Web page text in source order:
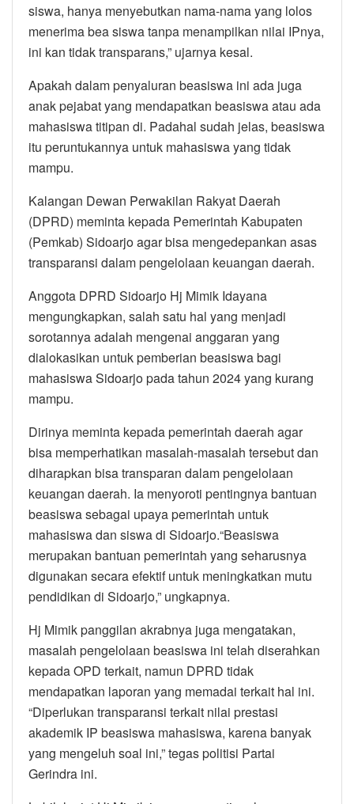
siswa, hanya menyebutkan nama-nama yang lolos
menerima bea siswa tanpa menampilkan nilai IPnya,
ini kan tidak transparans,” ujarnya kesal.
Apakah dalam penyaluran beasiswa ini ada juga
anak pejabat yang mendapatkan beasiswa atau ada
mahasiswa titipan di. Padahal sudah jelas, beasiswa
itu peruntukannya untuk mahasiswa yang tidak
mampu.
Kalangan Dewan Perwakilan Rakyat Daerah
(DPRD) meminta kepada Pemerintah Kabupaten
(Pemkab) Sidoarjo agar bisa mengedepankan asas
transparansi dalam pengelolaan keuangan daerah.
Anggota DPRD Sidoarjo Hj Mimik Idayana
mengungkapkan, salah satu hal yang menjadi
sorotannya adalah mengenai anggaran yang
dialokasikan untuk pemberian beasiswa bagi
mahasiswa Sidoarjo pada tahun 2024 yang kurang
mampu.
Dirinya meminta kepada pemerintah daerah agar
bisa memperhatikan masalah-masalah tersebut dan
diharapkan bisa transparan dalam pengelolaan
keuangan daerah. Ia menyoroti pentingnya bantuan
beasiswa sebagai upaya pemerintah untuk
mahasiswa dan siswa di Sidoarjo.“Beasiswa
merupakan bantuan pemerintah yang seharusnya
digunakan secara efektif untuk meningkatkan mutu
pendidikan di Sidoarjo,” ungkapnya.
Hj Mimik panggilan akrabnya juga mengatakan,
masalah pengelolaan beasiswa ini telah diserahkan
kepada OPD terkait, namun DPRD tidak
mendapatkan laporan yang memadai terkait hal ini.
“Diperlukan transparansi terkait nilai prestasi
akademik IP beasiswa mahasiswa, karena banyak
yang mengeluh soal ini,” tegas politisi Partai
Gerindra ini.